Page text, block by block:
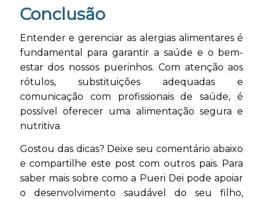
Conclusão
Entender e gerenciar as alergias alimentares é
fundamental para garantir a saúde e o bem-
estar dos nossos puerinhos. Com atenção aos
rótulos, substituições adequadas e
comunicação com profissionais de saúde, é
possível oferecer uma alimentação segura e
nutritiva.
Gostou das dicas? Deixe seu comentário abaixo
e compartilhe este post com outros pais. Para
saber mais sobre como a Pueri Dei pode apoiar
o desenvolvimento saudável do seu filho,